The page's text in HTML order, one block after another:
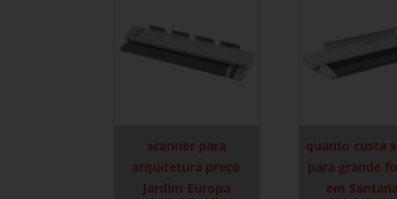
scanner para
arquitetura preço
Jardim Europa
quanto custa
para grande
em